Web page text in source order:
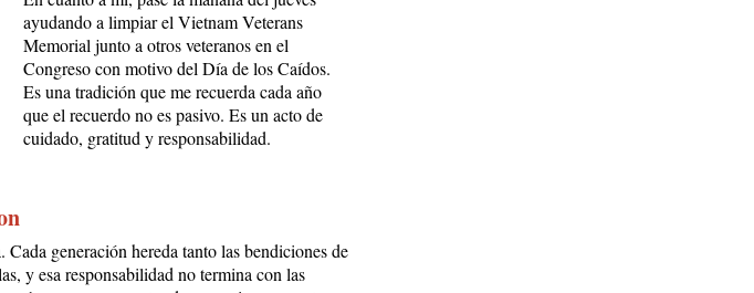
ayudando a limpiar el Vietnam Veterans
Memorial junto a otros veteranos en el
Congreso con motivo del Día de los Caídos.
Es una tradición que me recuerda cada año
que el recuerdo no es pasivo. Es un acto de
cuidado, gratitud y responsabilidad.
generación hereda tanto las bendiciones de
y esa responsabilidad no termina con las